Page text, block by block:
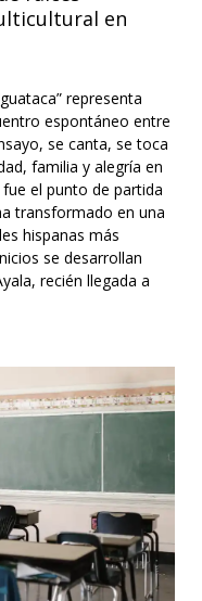
en
representa
espontáneo entre
se canta, se toca
familia y alegría en
el punto de partida
transformado en una
hispanas más
se desarrollan
recién llegada a